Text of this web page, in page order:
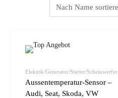
Elektrik/Generator/Starter/Scheinwerfer
Aussentemperatur-Sensor –
Audi, Seat, Skoda, VW